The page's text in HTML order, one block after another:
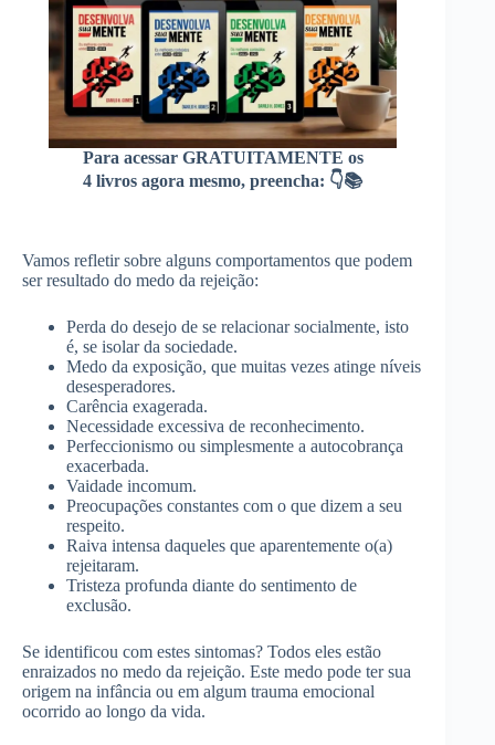
Para acessar GRATUITAMENTE os
4 livros agora mesmo, preencha: 👇📚
Vamos refletir sobre alguns comportamentos que podem
ser resultado do medo da rejeição:
Perda do desejo de se relacionar socialmente, isto
é, se isolar da sociedade.
Medo da exposição, que muitas vezes atinge níveis
desesperadores.
Carência exagerada.
Necessidade excessiva de reconhecimento.
Perfeccionismo ou simplesmente a autocobrança
exacerbada.
Vaidade incomum.
Preocupações constantes com o que dizem a seu
respeito.
Raiva intensa daqueles que aparentemente o(a)
rejeitaram.
Tristeza profunda diante do sentimento de
exclusão.
Se identificou com estes sintomas? Todos eles estão
enraizados no medo da rejeição. Este medo pode ter sua
origem na infância ou em algum trauma emocional
ocorrido ao longo da vida.